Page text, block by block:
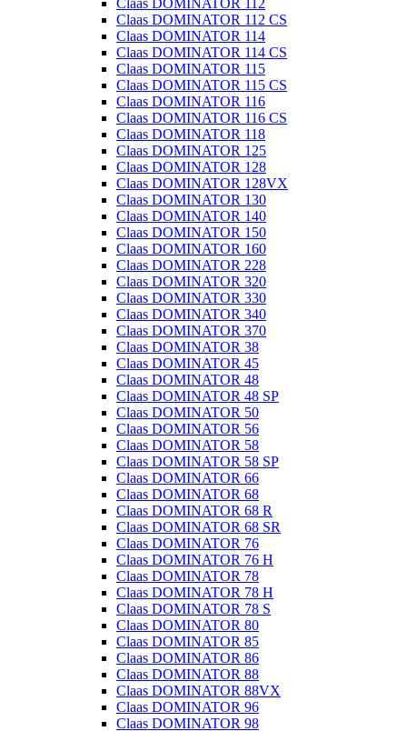
Claas DOMINATOR 112
Claas DOMINATOR 112 CS
Claas DOMINATOR 114
Claas DOMINATOR 114 CS
Claas DOMINATOR 115
Claas DOMINATOR 115 CS
Claas DOMINATOR 116
Claas DOMINATOR 116 CS
Claas DOMINATOR 118
Claas DOMINATOR 125
Claas DOMINATOR 128
Claas DOMINATOR 128VX
Claas DOMINATOR 130
Claas DOMINATOR 140
Claas DOMINATOR 150
Claas DOMINATOR 160
Claas DOMINATOR 228
Claas DOMINATOR 320
Claas DOMINATOR 330
Claas DOMINATOR 340
Claas DOMINATOR 370
Claas DOMINATOR 38
Claas DOMINATOR 45
Claas DOMINATOR 48
Claas DOMINATOR 48 SP
Claas DOMINATOR 50
Claas DOMINATOR 56
Claas DOMINATOR 58
Claas DOMINATOR 58 SP
Claas DOMINATOR 66
Claas DOMINATOR 68
Claas DOMINATOR 68 R
Claas DOMINATOR 68 SR
Claas DOMINATOR 76
Claas DOMINATOR 76 H
Claas DOMINATOR 78
Claas DOMINATOR 78 H
Claas DOMINATOR 78 S
Claas DOMINATOR 80
Claas DOMINATOR 85
Claas DOMINATOR 86
Claas DOMINATOR 88
Claas DOMINATOR 88VX
Claas DOMINATOR 96
Claas DOMINATOR 98